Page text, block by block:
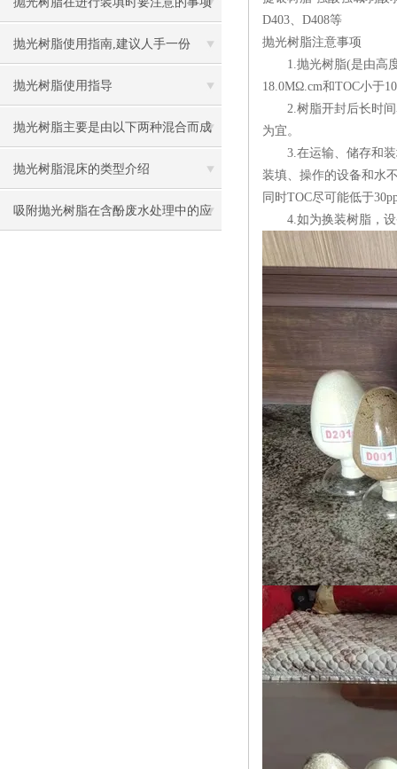
抛光树脂使用指南,建议人手一份
抛光树脂使用指导
抛光树脂主要是由以下两种混合而成
的
抛光树脂混床的类型介绍
吸附抛光树脂在含酚废水处理中的应
D403、D408等
抛光树脂注意事项
1.抛光树脂(是由高度
18.0MΩ.cm和TOC小于
2.树脂开封后长时间
为宜。
3.在运输、储存和装
装填、操作的设备和水
同时TOC尽可能低于
4.如为换装树脂，设